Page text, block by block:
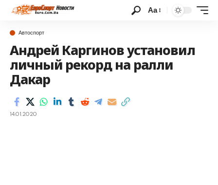
Аа
Автоспорт
Андрей Каргинов установил
личный рекорд на ралли
Дакар
14.01.2020